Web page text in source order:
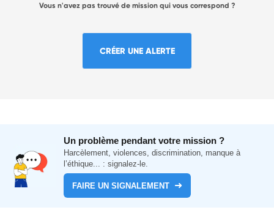
Vous n'avez pas trouvé de mission qui vous correspond ?
CRÉER UNE ALERTE
Un problème pendant votre mission ?
Harcèlement, violences, discrimination, manque à
l’éthique... : signalez-le.
FAIRE UN SIGNALEMENT